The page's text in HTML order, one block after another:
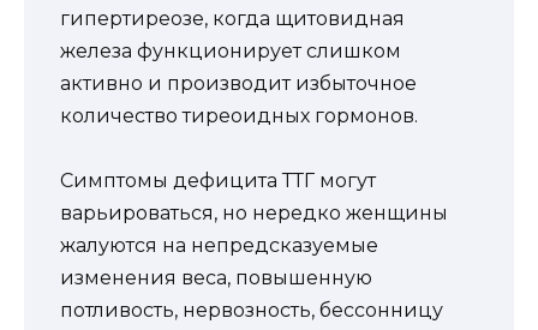
гипертиреозе, когда щитовидная
железа функционирует слишком
активно и производит избыточное
количество тиреоидных гормонов.
Симптомы дефицита ТТГ могут
варьироваться, но нередко женщины
жалуются на непредсказуемые
изменения веса, повышенную
потливость, нервозность, бессонницу